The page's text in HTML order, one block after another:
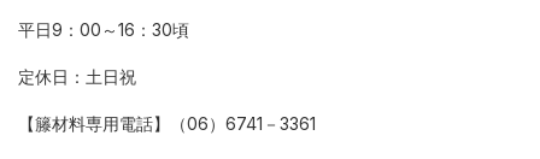
平日9：00～16：30頃
定休日：土日祝
【籐材料専用電話】（06）6741－3361